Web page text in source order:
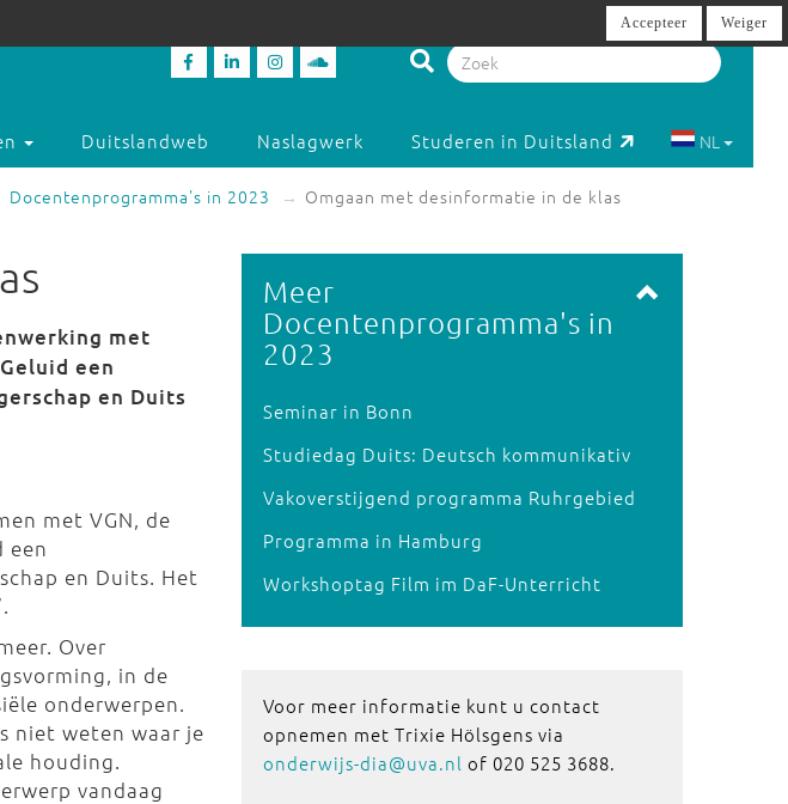
Duitslandweb Naslagwerk Studeren in Duitsland NL
Docentenprogramma's in 2023 Omgaan met desinformatie in de klas
met
een
en Duits
met VGN, de
een
en Duits. Het
Over
in de
onderwerpen.
niet weten waar je
houding.
vandaag
Meer
Docentenprogramma's in
2023
Seminar in Bonn
Studiedag Duits: Deutsch kommunikativ
Vakoverstijgend programma Ruhrgebied
Programma in Hamburg
Workshoptag Film im DaF-Unterricht
Voor meer informatie kunt u contact
opnemen met Trixie Hölsgens via
onderwijs-dia@uva.nl of 020 525 3688.
Accepteer Weiger